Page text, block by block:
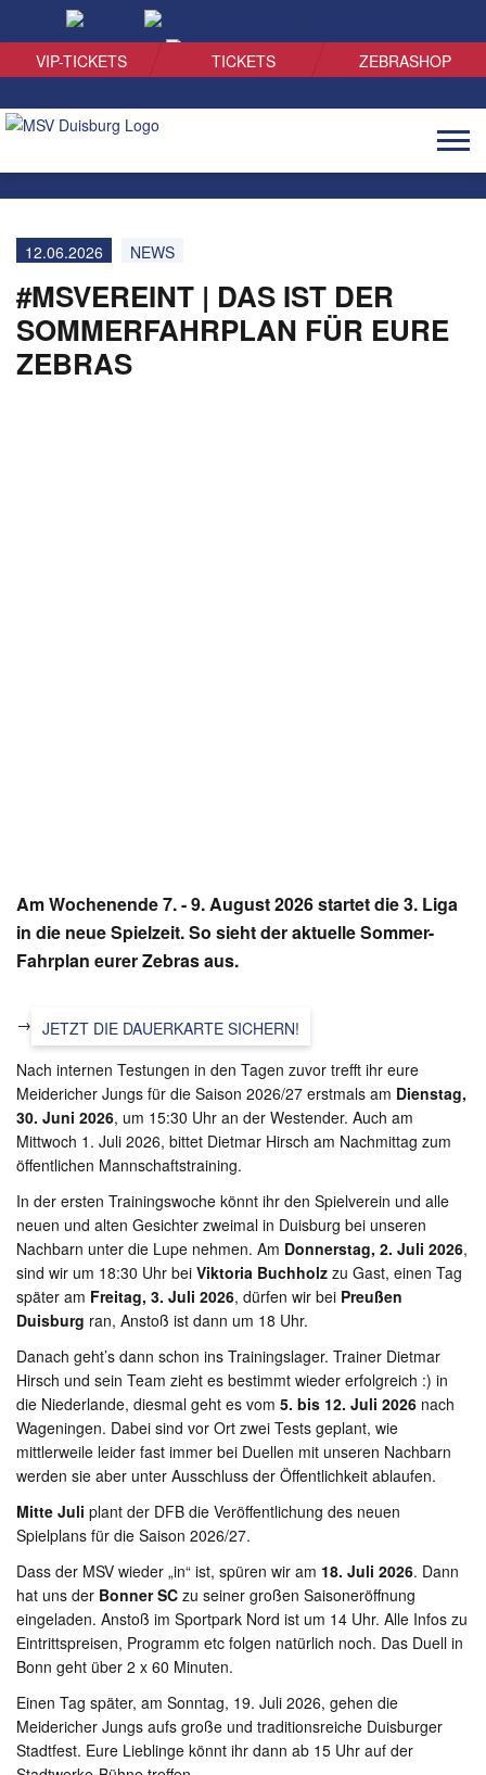
VIP-TICKETS TICKETS ZEBRASHOP
12.06.2026 NEWS
#MSVEREINT | DAS IST DER
SOMMERFAHRPLAN FÜR EURE
ZEBRAS
Am Wochenende 7. - 9. August 2026 startet die 3. Liga
in die neue Spielzeit. So sieht der aktuelle Sommer-
Fahrplan eurer Zebras aus.
→ JETZT DIE DAUERKARTE SICHERN!
Nach internen Testungen in den Tagen zuvor trefft ihr eure
Meidericher Jungs für die Saison 2026/27 erstmals am Dienstag,
30. Juni 2026, um 15:30 Uhr an der Westender. Auch am
Mittwoch 1. Juli 2026, bittet Dietmar Hirsch am Nachmittag zum
öffentlichen Mannschaftstraining.
In der ersten Trainingswoche könnt ihr den Spielverein und alle
neuen und alten Gesichter zweimal in Duisburg bei unseren
Nachbarn unter die Lupe nehmen. Am Donnerstag, 2. Juli 2026,
sind wir um 18:30 Uhr bei Viktoria Buchholz zu Gast, einen Tag
später am Freitag, 3. Juli 2026, dürfen wir bei Preußen
Duisburg ran, Anstoß ist dann um 18 Uhr.
Danach geht’s dann schon ins Trainingslager. Trainer Dietmar
Hirsch und sein Team zieht es bestimmt wieder erfolgreich :) in
die Niederlande, diesmal geht es vom 5. bis 12. Juli 2026 nach
Wageningen. Dabei sind vor Ort zwei Tests geplant, wie
mittlerweile leider fast immer bei Duellen mit unseren Nachbarn
werden sie aber unter Ausschluss der Öffentlichkeit ablaufen.
Mitte Juli plant der DFB die Veröffentlichung des neuen
Spielplans für die Saison 2026/27.
Dass der MSV wieder „in“ ist, spüren wir am 18. Juli 2026. Dann
hat uns der Bonner SC zu seiner großen Saisoneröffnung
eingeladen. Anstoß im Sportpark Nord ist um 14 Uhr. Alle Infos zu
Eintrittspreisen, Programm etc folgen natürlich noch. Das Duell in
Bonn geht über 2 x 60 Minuten.
Einen Tag später, am Sonntag, 19. Juli 2026, gehen die
Meidericher Jungs aufs große und traditionsreiche Duisburger
Stadtfest. Eure Lieblinge könnt ihr dann ab 15 Uhr auf der